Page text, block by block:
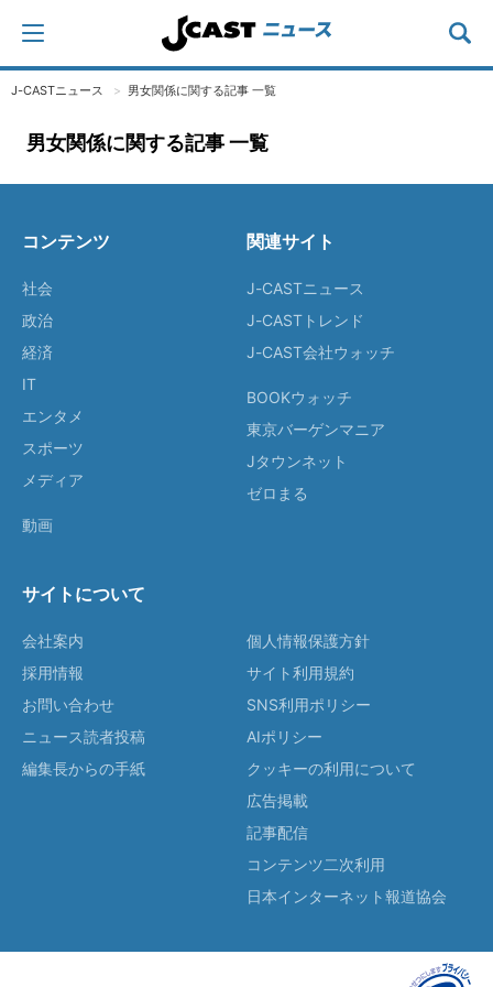
J-CASTニュース 男女関係に関する記事 一覧
男女関係に関する記事 一覧
コンテンツ
社会
政治
経済
IT
エンタメ
スポーツ
メディア
動画
関連サイト
J-CASTニュース
J-CASTトレンド
J-CAST会社ウォッチ
BOOKウォッチ
東京バーゲンマニア
Jタウンネット
ゼロまる
サイトについて
会社案内
採用情報
お問い合わせ
ニュース読者投稿
編集長からの手紙
個人情報保護方針
サイト利用規約
SNS利用ポリシー
AIポリシー
クッキーの利用について
広告掲載
記事配信
コンテンツ二次利用
日本インターネット報道協会